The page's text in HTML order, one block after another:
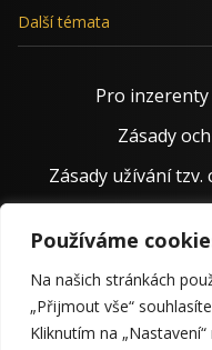
Používáme
Na našich stránkách
„Přijmout vše“
Kliknutím na
Další témata
Pro inzerenty
Zásady
Zásady užívání tzv.